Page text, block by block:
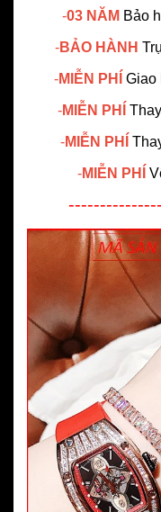
-03 NĂM Bảo
-BẢO HÀNH
-MIỄN PHÍ Giao
-MIỄN PHÍ
-MIỄN PHÍ
-MIỄN PHÍ